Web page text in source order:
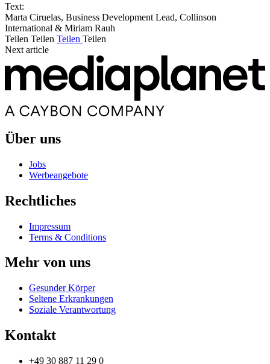
Text:
Marta Ciruelas, Business Development Lead, Collinson
International & Miriam Rauh
Teilen Teilen Teilen Teilen
Next article
Über uns
Jobs
Werbeangebote
Rechtliches
Impressum
Terms & Conditions
Mehr von uns
Gesunder Körper
Seltene Erkrankungen
Soziale Verantwortung
Kontakt
+49 30 887 11 29 0